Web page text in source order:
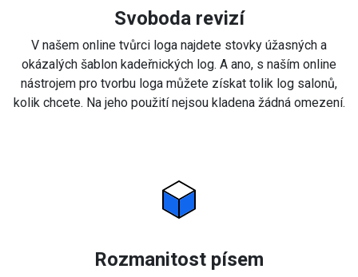
Svoboda revizí
V našem online tvůrci loga najdete stovky úžasných a
okázalých šablon kadeřnických log. A ano, s naším online
nástrojem pro tvorbu loga můžete získat tolik log salonů,
kolik chcete. Na jeho použití nejsou kladena žádná omezení.
Rozmanitost písem